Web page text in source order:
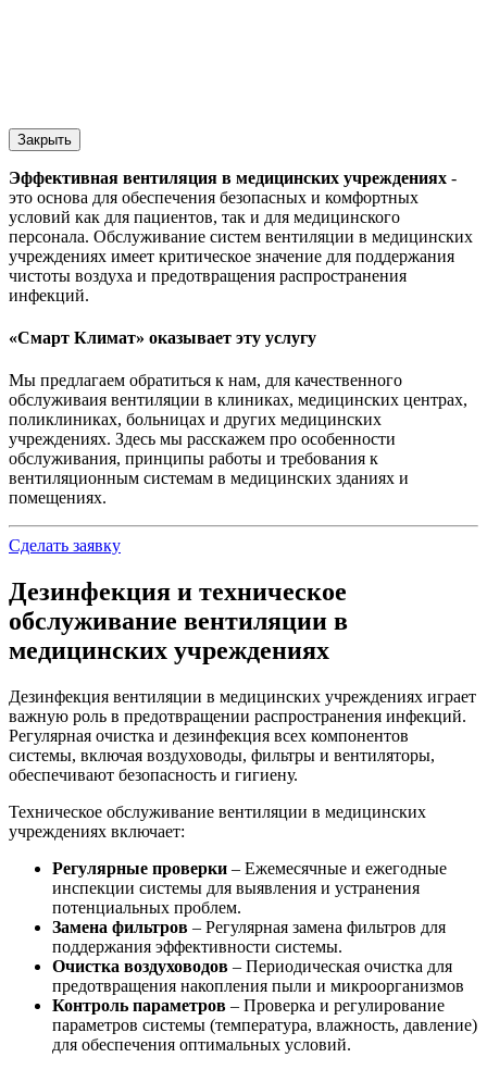
Закрыть
Эффективная вентиляция в медицинских учреждениях -
это основа для обеспечения безопасных и комфортных
условий как для пациентов, так и для медицинского
персонала. Обслуживание систем вентиляции в медицинских
учреждениях имеет критическое значение для поддержания
чистоты воздуха и предотвращения распространения
инфекций.
«Смарт Климат» оказывает эту услугу
Мы предлагаем обратиться к нам, для качественного
обслуживаия вентиляции в клиниках, медицинских центрах,
поликлиниках, больницах и других медицинских
учреждениях. Здесь мы расскажем про особенности
обслуживания, принципы работы и требования к
вентиляционным системам в медицинских зданиях и
помещениях.
Сделать заявку
Дезинфекция и техническое
обслуживание вентиляции в
медицинских учреждениях
Дезинфекция вентиляции в медицинских учреждениях играет
важную роль в предотвращении распространения инфекций.
Регулярная очистка и дезинфекция всех компонентов
системы, включая воздуховоды, фильтры и вентиляторы,
обеспечивают безопасность и гигиену.
Техническое обслуживание вентиляции в медицинских
учреждениях включает:
Регулярные проверки – Ежемесячные и ежегодные
инспекции системы для выявления и устранения
потенциальных проблем.
Замена фильтров – Регулярная замена фильтров для
поддержания эффективности системы.
Очистка воздуховодов – Периодическая очистка для
предотвращения накопления пыли и микроорганизмов
Контроль параметров – Проверка и регулирование
параметров системы (температура, влажность, давление)
для обеспечения оптимальных условий.